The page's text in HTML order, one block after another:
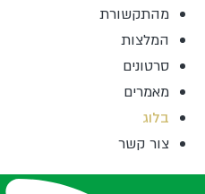
מהתקשורת
המלצות
סרטונים
מאמרים
בלוג
צור קשר